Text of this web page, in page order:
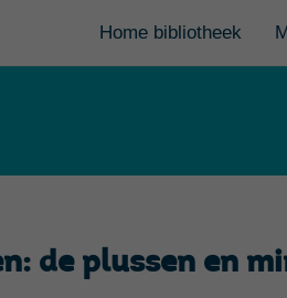
Home bibliotheek
de plussen en